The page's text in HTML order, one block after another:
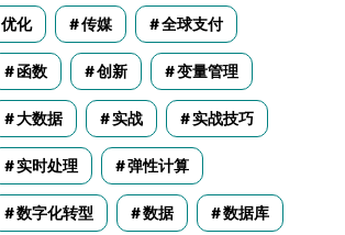
优化 传媒 全球支付
函数 创新 变量管理
大数据 实战 实战技巧
实时处理 弹性计算
数字化转型 数据 数据库